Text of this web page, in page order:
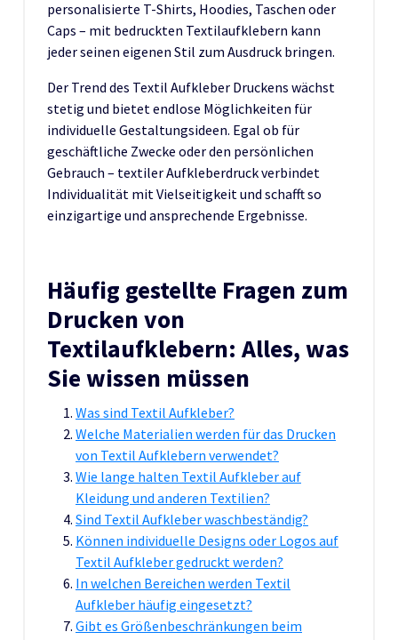
personalisierte T-Shirts, Hoodies, Taschen oder
Caps – mit bedruckten Textilaufklebern kann
jeder seinen eigenen Stil zum Ausdruck bringen.
Der Trend des Textil Aufkleber Druckens wächst
stetig und bietet endlose Möglichkeiten für
individuelle Gestaltungsideen. Egal ob für
geschäftliche Zwecke oder den persönlichen
Gebrauch – textiler Aufkleberdruck verbindet
Individualität mit Vielseitigkeit und schafft so
einzigartige und ansprechende Ergebnisse.
Häufig gestellte Fragen zum
Drucken von
Textilaufklebern: Alles, was
Sie wissen müssen
Was sind Textil Aufkleber?
Welche Materialien werden für das Drucken
von Textil Aufklebern verwendet?
Wie lange halten Textil Aufkleber auf
Kleidung und anderen Textilien?
Sind Textil Aufkleber waschbeständig?
Können individuelle Designs oder Logos auf
Textil Aufkleber gedruckt werden?
In welchen Bereichen werden Textil
Aufkleber häufig eingesetzt?
Gibt es Größenbeschränkungen beim